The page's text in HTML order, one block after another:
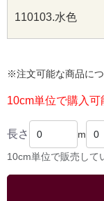
110103.水色
※注文可能な商品に
10cm単位で購入可
長さ m
10cm単位で販売して